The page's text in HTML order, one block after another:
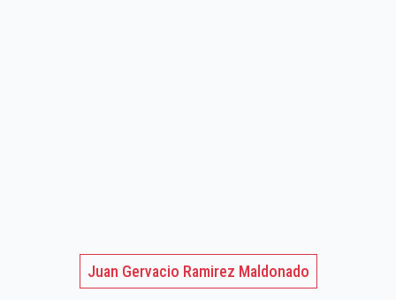
Juan Gervacio Ramirez Maldonado